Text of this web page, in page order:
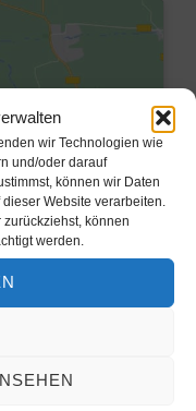
wir Technologien wie
und/oder darauf
können wir Daten
Website verarbeiten.
können
werden.
Cookies